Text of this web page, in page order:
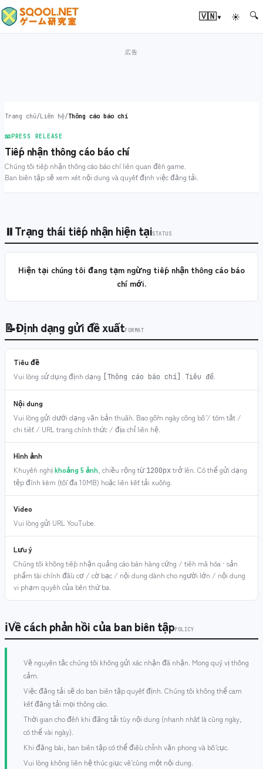
🇻🇳▾ ☀ 🔍
Trang chủ/Liên hệ/Thông cáo báo chí
📧PRESS RELEASE
Tiếp nhận thông cáo báo chí
Chúng tôi tiếp nhận thông cáo báo chí liên quan đến game.
Ban biên tập sẽ xem xét nội dung và quyết định việc đăng tải.
⏸Trạng thái tiếp nhận hiện tạiSTATUS
Hiện tại chúng tôi đang tạm ngừng tiếp nhận thông cáo báo
chí mới.
📝Định dạng gửi đề xuấtFORMAT
Tiêu đề
Vui lòng sử dụng định dạng
[Thông cáo báo chí] Tiêu đề.
Nội dung
Vui lòng gửi dưới dạng văn bản thuần. Bao gồm ngày công bố / tóm tắt /
chi tiết / URL trang chính thức / địa chỉ liên hệ.
Hình ảnh
Khuyến nghị khoảng 5 ảnh, chiều rộng từ1200pxtrở lên. Có thể gửi dạng
tệp đính kèm (tối đa 10MB) hoặc liên kết tải xuống.
Video
Vui lòng gửi URL YouTube.
Lưu ý
Chúng tôi không tiếp nhận quảng cáo bán hàng cứng / tiền mã hóa · sản
phẩm tài chính đầu cơ / cờ bạc / nội dung dành cho người lớn / nội dung
vi phạm quyền của bên thứ ba.
ℹVề cách phản hồi của ban biên tậpPOLICY
Về nguyên tắc chúng tôi không gửi xác nhận đã nhận. Mong quý vị thông
cảm.
Việc đăng tải sẽ do ban biên tập quyết định. Chúng tôi không thể cam
kết đăng tải mọi thông cáo.
Thời gian cho đến khi đăng tải tùy nội dung (nhanh nhất là cùng ngày,
có thể vài ngày).
Khi đăng bài, ban biên tập có thể điều chỉnh văn phong và bố cục.
Vui lòng không liên hệ thúc giục về cùng một nội dung.